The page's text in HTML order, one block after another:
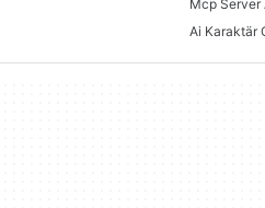
Ai Karaktär